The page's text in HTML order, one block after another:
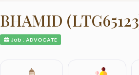
BHAMID
Job : ADVOCATE